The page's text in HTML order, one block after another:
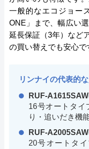
一般的なエコジョー
ONE」まで、幅広い
延長保証（3年）など
の買い替えでも安心で
リンナイの代表的
RUF-
16号オートタイ
り・追いだき機
RUF-
20号オートタ